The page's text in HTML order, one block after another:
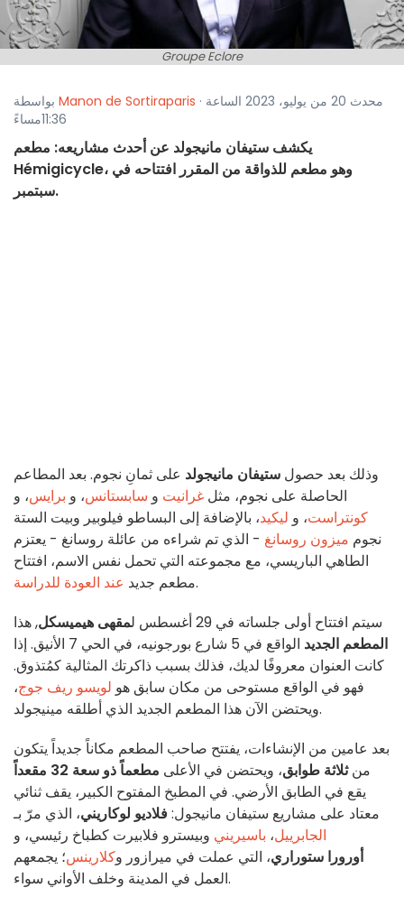
Groupe Eclore
Manon de Sortiraparis · محدث 20 من يوليو، 2023 الساعة
11:36مساءً
يكشف ستيفان مانيجولد عن أحدث مشاريعه: مطعم
Hémigicycle، وهو مطعم للذواقة من المقرر افتتاحه في
سبتمبر.
وذلك بعد حصول ستيفان مانيجولد على ثمانِ نجوم. بعد المطاعم
الحاصلة على نجوم، مثل غرانيت و سابستانس، و برايس، و
كونتراست، و ليكيد، بالإضافة إلى البساطو فيلوبير وبيت الستة
نجوم ميزون روسانغ - الذي تم شراءه من عائلة روسانغ - يعتزم
الطاهي الباريسي، مع مجموعته التي تحمل نفس الاسم، افتتاح
مطعم جديد عند العودة للدراسة
.
سيتم افتتاح أولى جلساته في 29 أغسطس ل
مقهى هيميسكل, هذا
المطعم الجديد
الواقع في 5 شارع بورجونيه، في الحي 7 الأنيق. إذا
كانت العنوان معروفًا لديك، فذلك بسبب ذاكرتك المثالية كمُتذوق.
فهو في الواقع مستوحى من مكان سابق هو لويسو ريف جوج،
ويحتضن الآن هذا المطعم الجديد الذي أطلقه مينيجولد.
بعد عامين من الإنشاءات، يفتتح صاحب المطعم مكاناً جديداً يتكون
منثلاثة طوابق، ويحتضن في الأعلى مطعماً ذو سعة 32 مقعداً
يقع في الطابق الأرضي. في المطبخ المفتوح الكبير، يقف ثنائي
معتاد على مشاريع ستيفان مانيجول:فلاديو لوكاريني، الذي مرّ بـ
الجابرييل، باسيريني وبيسترو فلابيرت كطباخ رئيسي، و
أورورا ستوراري، التي عملت في ميرازور وكلارينس؛ يجمعهم
العمل في المدينة وخلف الأواني سواء.